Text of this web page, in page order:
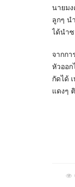
นายม
ลูกๆ น
ได้นำ
จากก
หัวออก
กัดได้
แดงๆ